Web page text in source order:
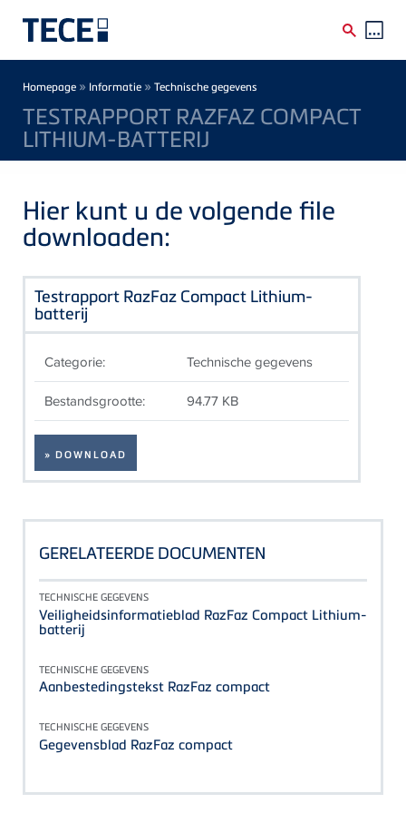
Breadcrumb
Homepage » Informatie » Technische gegevens
TESTRAPPORT RAZFAZ COMPACT
LITHIUM-BATTERIJ
Hier kunt u de volgende file
downloaden:
Testrapport RazFaz Compact Lithium-
batterij
Categorie: Technische gegevens
Bestandsgrootte: 94.77 KB
» DOWNLOAD
GERELATEERDE DOCUMENTEN
TECHNISCHE GEGEVENS
Veiligheidsinformatieblad RazFaz Compact Lithium-
batterij
TECHNISCHE GEGEVENS
Aanbestedingstekst RazFaz compact
TECHNISCHE GEGEVENS
Gegevensblad RazFaz compact